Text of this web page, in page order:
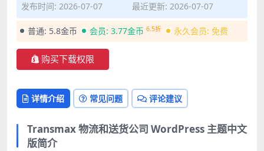
发布时间: 2026-07-07
最近更新: 2026-07-07
普通: 5.8金币 会员: 3.77金币 6.5折 永久会员: 免费
购买下载权限
详情介绍 常见问题 评论建议
Transmax 物流和送货公司 WordPress 主题中文
版简介